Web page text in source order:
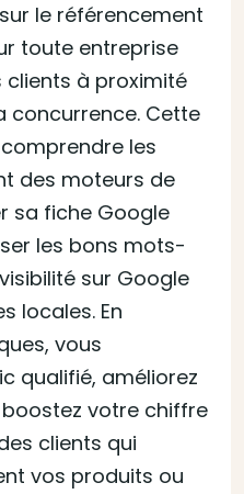
le référencement
toute entreprise
à proximité
concurrence. Cette
les
des moteurs de
sa fiche Google
les bons mots-
sur Google
locales. En
vous
qualifié, améliorez
votre chiffre
clients qui
vos produits ou